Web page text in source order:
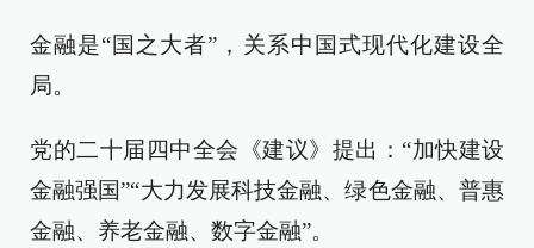
金融是“国之大者”，关系中国式现代化建设全
局。
党的二十届四中全会《建议》提出：“加快建设
金融强国”“大力发展科技金融、绿色金融、普惠
金融、养老金融、数字金融”。